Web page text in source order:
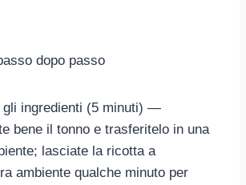
dopo passo
gli ingredienti (5 minuti) —
bene il tonno e trasferitelo in una
lasciate la ricotta a
ambiente qualche minuto per